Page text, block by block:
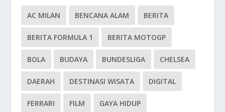
AC MILAN BENCANA ALAM BERITA
BERITA FORMULA 1 BERITA MOTOGP
BOLA BUDAYA BUNDESLIGA CHELSEA
DAERAH DESTINASI WISATA DIGITAL
FERRARI FILM GAYA HIDUP